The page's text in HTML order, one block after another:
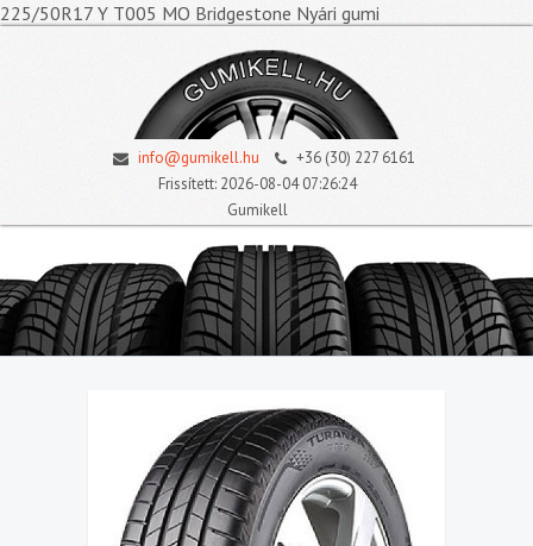
225/50R17 Y T005 MO Bridgestone Nyári gumi
info@gumikell.hu
+36 (30) 227 6161
Frissített: 2026-08-04 07:26:24
Gumikell